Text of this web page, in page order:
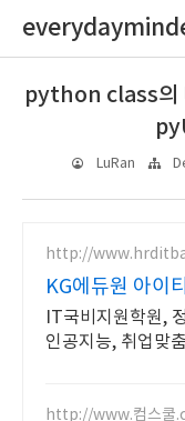
python class의
LuRan
http://
KG에듀원 아이
년경력전문가
IT국비지원학원,
인공지능, 취업맞
http://www.컴스쿨